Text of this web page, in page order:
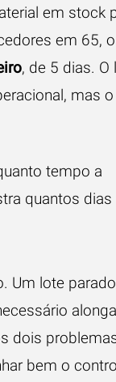
em stock
em 65,
, de 5 dias. O
mas
tempo a
quantos
Um lote
dois
bem o